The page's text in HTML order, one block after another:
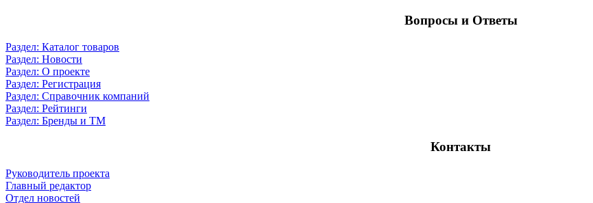
Вопросы и Ответы
Раздел: Каталог товаров
Раздел: Новости
Раздел: О проекте
Раздел: Регистрация
Раздел: Справочник компаний
Раздел: Рейтинги
Раздел: Бренды и ТМ
Контакты
Руководитель проекта
Главный редактор
Отдел новостей